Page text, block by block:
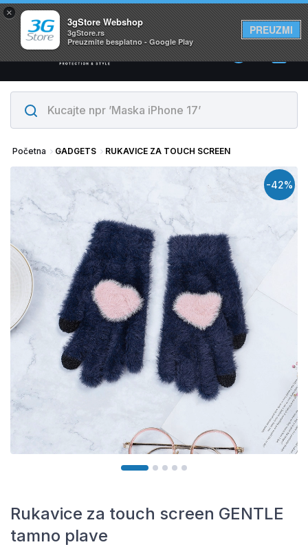
×
3gStore Webshop
3gStore.rs
Preuzmite besplatno - Google Play
PREUZMI
Svi proizvodi su na lageru. Slanje istog dana!
0
Početna GADGETS RUKAVICE ZA TOUCH SCREEN
-42%
Rukavice za touch screen GENTLE
tamno plave